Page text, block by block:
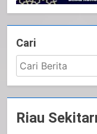
Cari
Riau